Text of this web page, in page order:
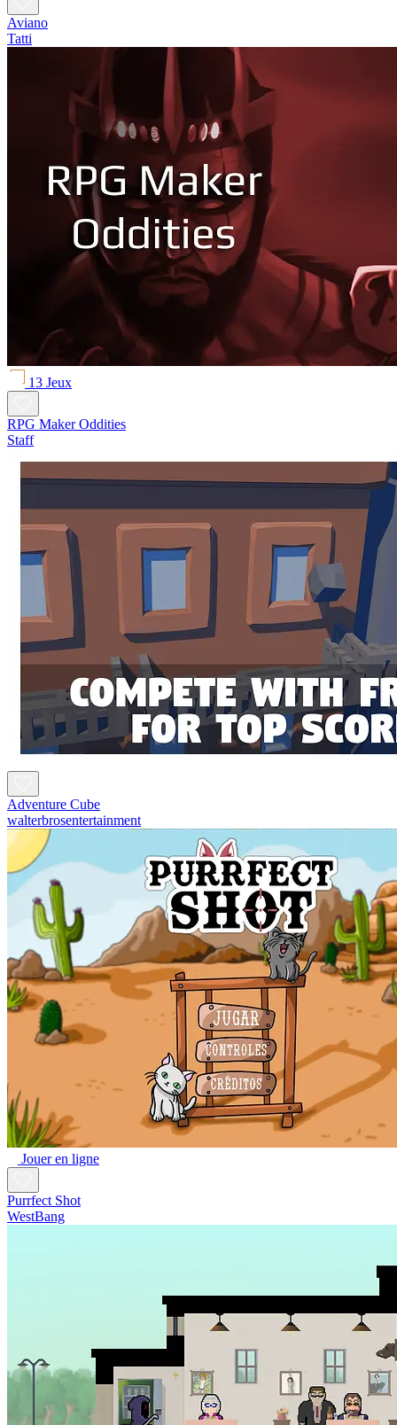
Aviano
Tatti
13 Jeux
RPG Maker Oddities
Staff
Adventure Cube
walterbrosentertainment
Jouer en ligne
Purrfect Shot
WestBang